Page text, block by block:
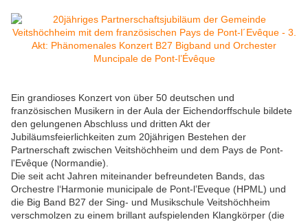
Ein grandioses Konzert von über 50 deutschen und
französischen Musikern in der Aula der Eichendorffschule bildete
den gelungenen Abschluss und dritten Akt der
Jubiläumsfeierlichkeiten zum 20jährigen Bestehen der
Partnerschaft zwischen Veitshöchheim und dem Pays de Pont-
l'Evêque (Normandie).
Die seit acht Jahren miteinander befreundeten Bands, das
Orchestre l‘Harmonie municipale de Pont-l’Eveque (HPML) und
die Big Band B27 der Sing- und Musikschule Veitshöchheim
verschmolzen zu einem brillant aufspielenden Klangkörper (die